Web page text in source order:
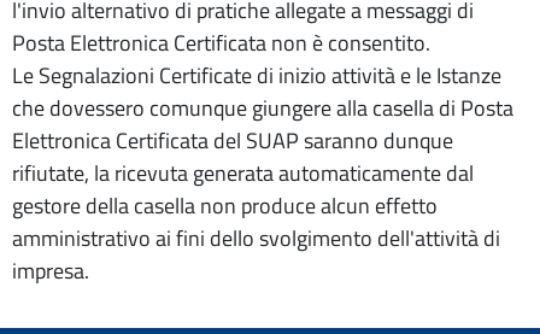
l'invio alternativo di pratiche allegate a messaggi di
Posta Elettronica Certificata non è consentito.
Le Segnalazioni Certificate di inizio attività e le Istanze
che dovessero comunque giungere alla casella di Posta
Elettronica Certificata del SUAP saranno dunque
rifiutate, la ricevuta generata automaticamente dal
gestore della casella non produce alcun effetto
amministrativo ai fini dello svolgimento dell'attività di
impresa.